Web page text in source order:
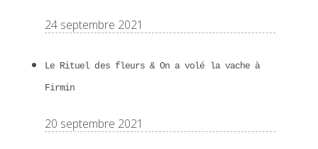
24 septembre 2021
Le Rituel des fleurs & On a volé la vache à
Firmin
20 septembre 2021